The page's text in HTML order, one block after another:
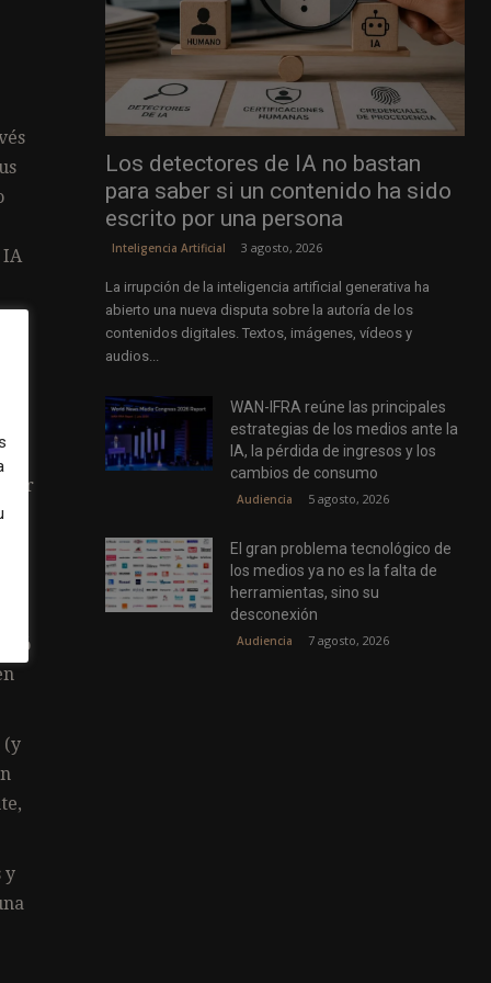
IA
(y
y
Los detectores de IA no bastan
para saber si un contenido ha sido
escrito por una persona
Inteligencia Artificial 3 agosto, 2026
La irrupción de la inteligencia artificial generativa ha
abierto una nueva disputa sobre la autoría de los
contenidos digitales. Textos, imágenes, vídeos y
audios...
WAN-IFRA reúne las principales
estrategias de los medios ante la
IA, la pérdida de ingresos y los
cambios de consumo
Audiencia 5 agosto, 2026
El gran problema tecnológico de
los medios ya no es la falta de
herramientas, sino su
desconexión
Audiencia 7 agosto, 2026